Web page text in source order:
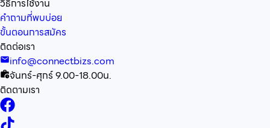
วิธีการใช้งาน
คำถามที่พบบ่อย
ขั้นตอนการสมัคร
ติดต่อเรา
info@connectbizs.com
จันทร์-ศุกร์ 9.00-18.00น.
ติดตามเรา